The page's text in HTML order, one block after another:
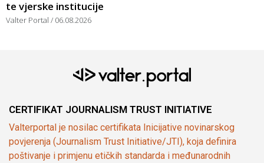
te vjerske institucije
Valter Portal 06.08.2026
CERTIFIKAT JOURNALISM TRUST INITIATIVE
Valterportal je nosilac certifikata Inicijative novinarskog
povjerenja (Journalism Trust Initiative/JTI), koja definira
poštivanje i primjenu etičkih standarda i međunarodnih